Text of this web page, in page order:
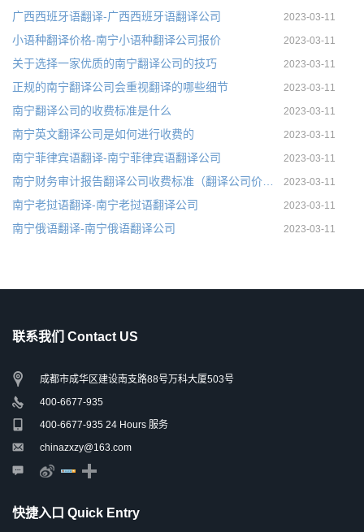
广西西班牙语翻译-广西西班牙语翻译公司 2023-03-11
小语种翻译价格-南宁小语种翻译公司报价 2023-03-11
关于选择一家优质的南宁翻译公司的技巧 2023-03-11
正规的南宁翻译公司会重视翻译的哪些细节 2023-03-11
南宁翻译公司的收费标准是什么 2023-03-11
南宁英文翻译公司是如何进行收费的 2023-03-11
南宁菲律宾语翻译-南宁菲律宾语翻译公司 2023-03-11
2023-03-11
南宁老挝语翻译-南宁老挝语翻译公司 2023-03-11
南宁俄语翻译-南宁俄语翻译公司 2023-03-11
联系我们 Contact US
成都市成华区建设南支路88号万科大厦503号
400-6677-935
400-6677-935 24 Hours 服务
chinazxzy@163.com
快捷入口 Quick Entry